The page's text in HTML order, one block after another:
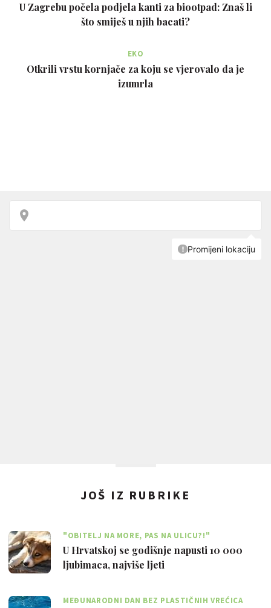
U Zagrebu počela podjela kanti za biootpad: Znaš li
što smiješ u njih bacati?
EKO
Otkrili vrstu kornjače za koju se vjerovalo da je
izumrla
JOŠ IZ RUBRIKE
"OBITELJ NA MORE, PAS NA ULICU?!"
U Hrvatskoj se godišnje napusti 10 000
ljubimaca, najviše ljeti
MEĐUNARODNI DAN BEZ PLASTIČNIH VREĆICA